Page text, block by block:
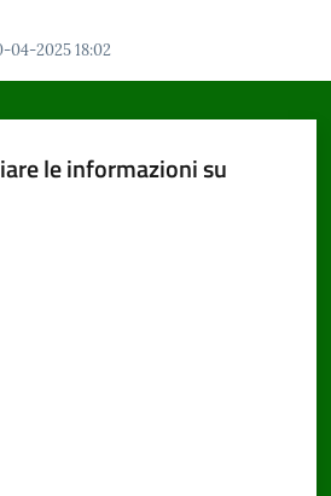
04-2025 18:02
le informazioni su